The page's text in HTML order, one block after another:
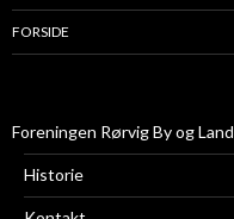
FORSIDE
Foreningen Rørvig By og Land
Historie